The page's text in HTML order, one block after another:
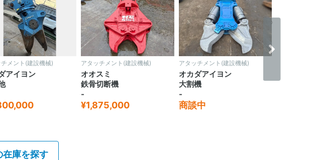
メント(建設機械)
アイヨン
アタッチメント(建設機械)
オオスミ
鉄骨切断機
-
¥1,875,000
アタッチメント(建設機械)
オカダアイヨン
大割機
-
商談中
大割機
›
在庫を探す